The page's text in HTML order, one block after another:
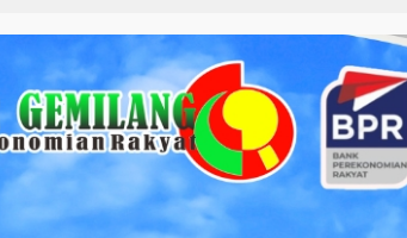
karimun kepri kesehatan
natuna olahraga opini
peristiwa riau rohil rohul siak